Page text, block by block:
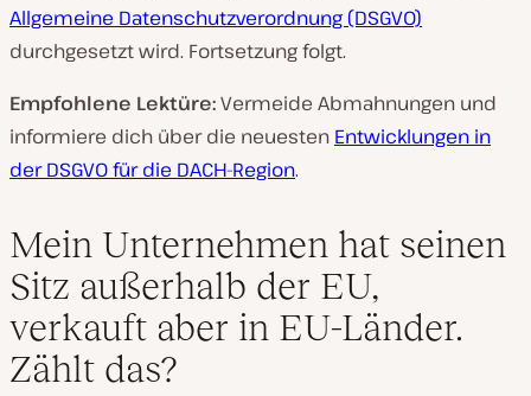
Allgemeine Datenschutzverordnung (DSGVO)
durchgesetzt wird. Fortsetzung folgt.
Empfohlene Lektüre:Vermeide Abmahnungen und
informiere dich über die neuesten Entwicklungen in
der DSGVO für die DACH-Region.
Mein Unternehmen hat seinen
Sitz außerhalb der EU,
verkauft aber in EU-Länder.
Zählt das?